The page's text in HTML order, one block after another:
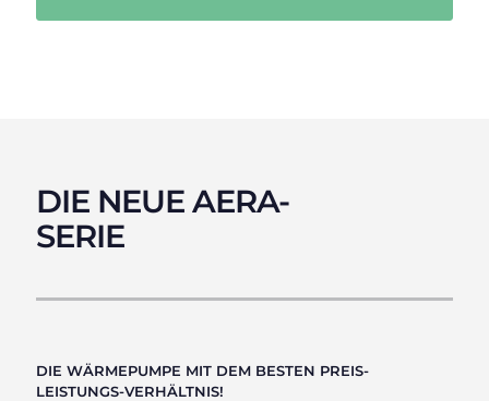
DIE NEUE AERA-
SERIE
DIE WÄRMEPUMPE MIT DEM BESTEN PREIS-
LEISTUNGS-VERHÄLTNIS!